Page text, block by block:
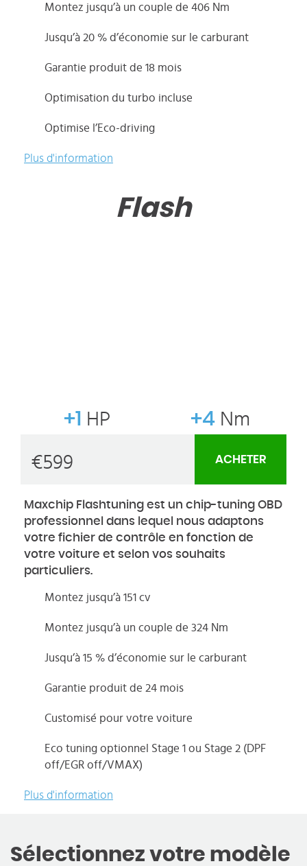
Montez jusqu’à un couple de 406 Nm
Jusqu’à 20 % d’économie sur le carburant
Garantie produit de 18 mois
Optimisation du turbo incluse
Optimise l’Eco-driving
Plus d'information
Flash
+1 HP +4 Nm
€599 ACHETER
Maxchip Flashtuning est un chip-tuning OBD
professionnel dans lequel nous adaptons
votre fichier de contrôle en fonction de
votre voiture et selon vos souhaits
particuliers.
Montez jusqu’à 151 cv
Montez jusqu’à un couple de 324 Nm
Jusqu’à 15 % d’économie sur le carburant
Garantie produit de 24 mois
Customisé pour votre voiture
Eco tuning optionnel Stage 1 ou Stage 2 (DPF
off/EGR off/VMAX)
Plus d'information
Sélectionnez votre modèle